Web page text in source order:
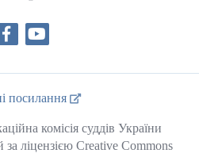
посилання
комісія суддів України
ліцензією Creative Commons